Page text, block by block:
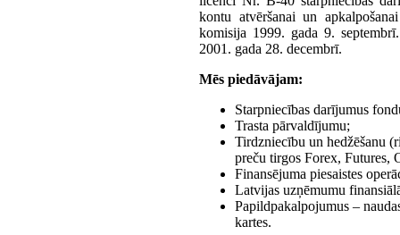
kontu atvēršanai un
komisija 1999. gada 9.
2001. gada 28. decembrī.
Mēs piedāvājam:
Starpniecības darījumus
Trasta pārvaldījumu;
Tirdzniecību un hedžēšanu
preču tirgos Forex, Futures,
Finansējuma piesaistes
Latvijas uzņēmumu
Papildpakalpojumus –
kartes.